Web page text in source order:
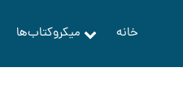
خانه میکروکتاب‌ها